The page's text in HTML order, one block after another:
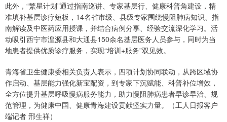
此外，“繁星计划”通过指南巡讲、专家基层行、健康科普角建设，精
准填补基层诊疗短板，14名省市级、县级专家围绕慢阻肺病知识、指
南解读及中医药应用授课，并结合病例分享、经验交流深化学习。活
动吸引西宁市湟源县和大通县150余名基层医务人员参与，同时为当
地患者提供优质诊疗服务，实现“培训+服务”双见效。
青海省卫生健康委相关负责人表示，四项计划协同联动，从跨区域协
作启动、基层能力强化新宝配资，到专家下沉赋能、科普补位增效，
全方位提升基层呼吸慢病服务能力，助力慢阻肺病患者早诊早治、规
范管理，为健康中国、健康青海建设贡献坚实力量。（工人日报客户
端记者 邢生祥）